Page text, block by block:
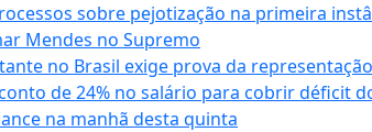
sobre pejotização na primeira
Mendes no Supremo
no Brasil exige prova da representação
de 24% no salário para cobrir déficit
na manhã desta quinta